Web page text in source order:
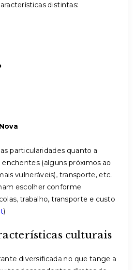
distintas:
particularidades quanto a
enchentes (alguns próximos ao
vulneráveis), transporte, etc.
escolher conforme
trabalho, transporte e custo
)
culturais
diversificada no que tange a